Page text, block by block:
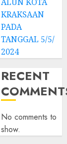
KRAKSAAN
PADA
TANGGAL 5/5/
2024
RECENT
No comments to
show.